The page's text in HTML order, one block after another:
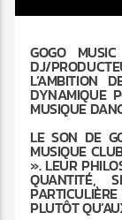
Radio
GOGO
DJ/
L’AMBITION
DYNAMIQUE
MUSIQUE
LE SON DE
MUSIQUE
». LEUR
QUANTITÉ,
PLUTÔT